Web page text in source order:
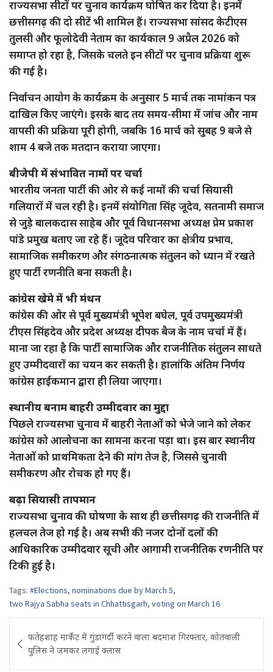
राज्यसभा सीटों पर चुनाव कार्यक्रम घोषित कर दिया है। इनमें
छत्तीसगढ़ की दो सीटें भी शामिल हैं। राज्यसभा सांसद केटीएस
तुलसी और फूलोदेवी नेताम का कार्यकाल 9 अप्रैल 2026 को
समाप्त हो रहा है, जिसके चलते इन सीटों पर चुनाव प्रक्रिया शुरू
की गई है।
निर्वाचन आयोग के कार्यक्रम के अनुसार 5 मार्च तक नामांकन पत्र
दाखिल किए जाएंगे। इसके बाद तय समय-सीमा में जांच और नाम
वापसी की प्रक्रिया पूरी होगी, जबकि 16 मार्च को सुबह 9 बजे से
शाम 4 बजे तक मतदान कराया जाएगा।
बीजेपी में संभावित नामों पर चर्चा
भारतीय जनता पार्टी की ओर से कई नामों की चर्चा सियासी
गलियारों में चल रही है। इनमें संयोगिता सिंह जूदेव, सतनामी समाज
से जुड़े बालकदास साहेब और पूर्व विधानसभा अध्यक्ष प्रेम प्रकाश
पांडे प्रमुख बताए जा रहे हैं। जूदेव परिवार का क्षेत्रीय प्रभाव,
सामाजिक समीकरण और संगठनात्मक संतुलन को ध्यान में रखते
हुए पार्टी रणनीति बना सकती है।
कांग्रेस खेमे में भी मंथन
कांग्रेस की ओर से पूर्व मुख्यमंत्री भूपेश बघेल, पूर्व उपमुख्यमंत्री
टीएस सिंहदेव और प्रदेश अध्यक्ष दीपक बैज के नाम चर्चा में हैं।
माना जा रहा है कि पार्टी सामाजिक और राजनीतिक संतुलन साधते
हुए उम्मीदवारों का चयन कर सकती है। हालांकि अंतिम निर्णय
कांग्रेस हाईकमान द्वारा ही लिया जाएगा।
स्थानीय बनाम बाहरी उम्मीदवार का मुद्दा
पिछले राज्यसभा चुनाव में बाहरी नेताओं को भेजे जाने को लेकर
कांग्रेस को आलोचना का सामना करना पड़ा था। इस बार स्थानीय
नेताओं को प्राथमिकता देने की मांग तेज है, जिससे चुनावी
समीकरण और रोचक हो गए हैं।
बढ़ा सियासी तापमान
राज्यसभा चुनाव की घोषणा के साथ ही छत्तीसगढ़ की राजनीति में
हलचल तेज हो गई है। अब सभी की नजर दोनों दलों की
आधिकारिक उम्मीदवार सूची और आगामी राजनीतिक रणनीति पर
टिकी हुई है।
Tags: #Elections, nominations due by March 5,
two Rajya Sabha seats in Chhattisgarh, voting on March 16
navigation
फतेहशाह मार्केट में गुंडागर्दी करने वाला बदमाश गिरफ्तार, कोतवाली
पुलिस ने जमकर लगाई क्लास